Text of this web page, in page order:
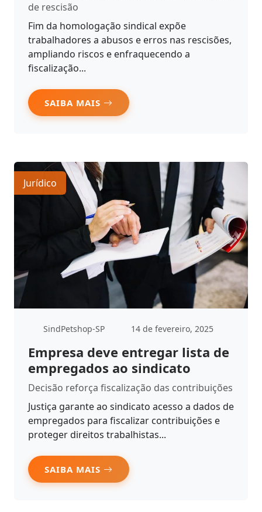
de rescisão
Fim da homologação sindical expõe
trabalhadores a abusos e erros nas rescisões,
ampliando riscos e enfraquecendo a
fiscalização...
SAIBA MAIS
Jurídico
SindPetshop-SP 14 de fevereiro, 2025
Empresa deve entregar lista de
empregados ao sindicato
Decisão reforça fiscalização das contribuições
Justiça garante ao sindicato acesso a dados de
empregados para fiscalizar contribuições e
proteger direitos trabalhistas...
SAIBA MAIS